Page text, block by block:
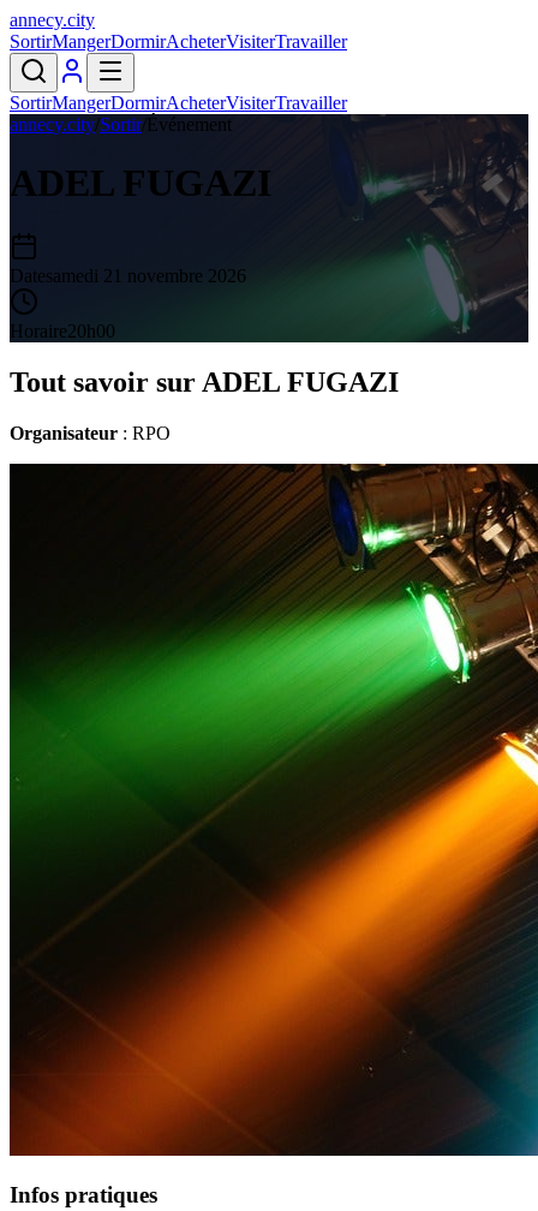
annecy.city
SortirMangerDormirAcheterVisiterTravailler
SortirMangerDormirAcheterVisiterTravailler
annecy.city/Sortir/Événement
ADEL FUGAZI
Datesamedi 21 novembre 2026
Horaire20h00
Tout savoir sur ADEL FUGAZI
Organisateur : RPO
Infos pratiques